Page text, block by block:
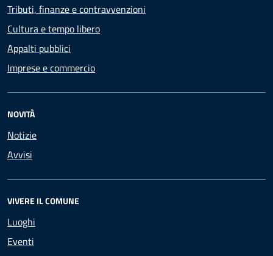
Tributi, finanze e contravvenzioni
Cultura e tempo libero
Appalti pubblici
Imprese e commercio
NOVITÀ
Notizie
Avvisi
VIVERE IL COMUNE
Luoghi
Eventi